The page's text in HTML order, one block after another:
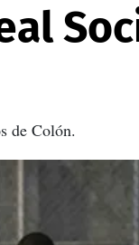
de Colón.